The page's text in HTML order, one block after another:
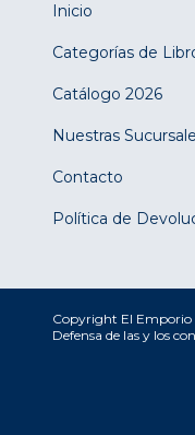
Inicio
Categorías de
Catálogo 2026
Nuestras
Contacto
Política de
Copyright El Emporio
Defensa de las y los